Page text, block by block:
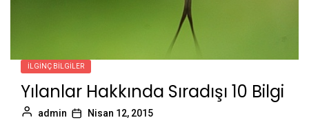
İLGINÇ BILGILER
Yılanlar Hakkında Sıradışı 10 Bilgi
admin Nisan 12, 2015